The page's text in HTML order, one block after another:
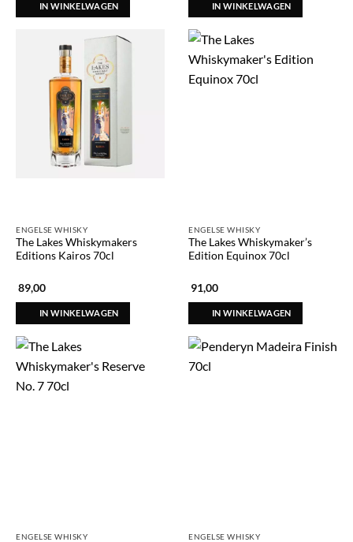
IN WINKELWAGEN IN WINKELWAGEN
ENGELSE WHISKY
The Lakes Whiskymakers
Editions Kairos 70cl
89,00
IN WINKELWAGEN
ENGELSE WHISKY
The Lakes Whiskymaker’s
Edition Equinox 70cl
91,00
IN WINKELWAGEN
ENGELSE WHISKY ENGELSE WHISKY